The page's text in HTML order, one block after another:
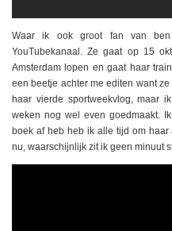
Waar ik ook groot fan van
YouTubekanaal. Ze gaat op 15
Amsterdam lopen en gaat haar
een beetje achter me editen want
haar vierde sportweekvlog, maar
weken nog wel even goedmaakt.
boek af heb heb ik alle tijd om
nu, waarschijnlijk zit ik geen minuut